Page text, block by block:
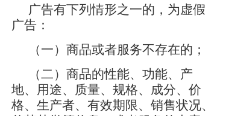
广告有下列情形之一的，为虚假
广告：
（一）商品或者服务不存在的；
（二）商品的性能、功能、产
地、用途、质量、规格、成分、价
格、生产者、有效期限、销售状况、